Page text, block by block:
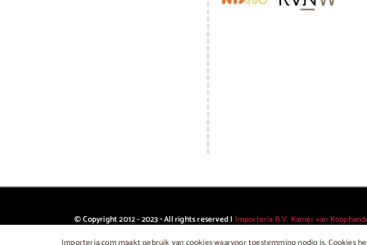
© Copyright 2012 - 2023 • All rights reserved | Importeria B.V. Kamer van
Geniet,